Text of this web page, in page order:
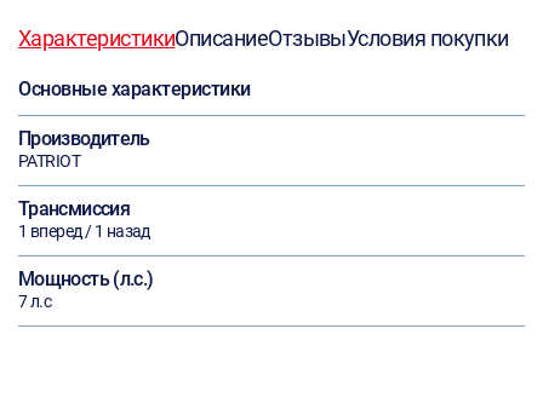
ХарактеристикиОписаниеОтзывыУсловия покупки
Основные характеристики
Производитель
PATRIOT
Трансмиссия
1 вперед / 1 назад
Мощность (л.с.)
7 л.с